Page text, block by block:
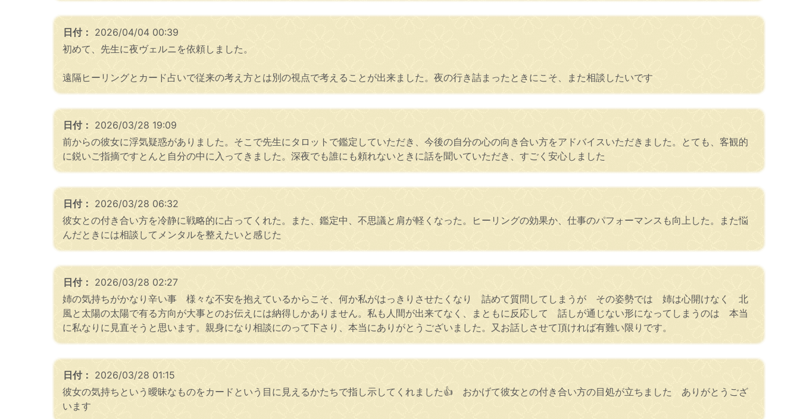
日付： 2026/04/04 00:39
初めて、先生に夜ヴェルニを依頼しました。
遠隔ヒーリングとカード占いで従来の考え方とは別の視点で考えることが出来ました。夜の行き詰まったときにこそ、また相談したいです
日付： 2026/03/28 19:09
​前からの彼女に浮気疑惑がありました。そこで先生にタロットで鑑定していただき、今後の自分の心の向き合い方をアドバイスいただきました。とても、客観的
に鋭いご指摘ですとんと自分の中に入ってきました。深夜でも誰にも頼れないときに話を聞いていただき、すごく安心しました
日付： 2026/03/28 06:32
​彼女との付き合い方を冷静に戦略的に占ってくれた。また、鑑定中、不思議と肩が軽くなった。ヒーリングの効果か、仕事のパフォーマンスも向上した。また悩
んだときには相談してメンタルを整えたいと感じた
日付： 2026/03/28 02:27
姉の気持ちがかなり辛い事 様々な不安を抱えているからこそ、何か私がはっきりさせたくなり 詰めて質問してしまうが その姿勢では 姉は心開けなく 北
風と太陽の太陽で有る方向が大事とのお伝えには納得しかありません。私も人間が出来てなく、まともに反応して 話しが通じない形になってしまうのは 本当
に私なりに見直そうと思います。親身になり相談にのって下さり、本当にありがとうございました。又お話しさせて頂ければ有難い限りです。
日付： 2026/03/28 01:15
彼女の気持ちという曖昧なものをカードという目に見えるかたちで指し示してくれました👍️ おかげて彼女との付き合い方の目処が立ちました ありがとうござ
います